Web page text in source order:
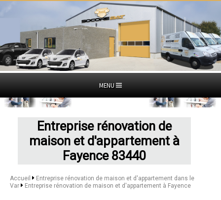
MENU
Entreprise rénovation de
maison et d'appartement à
Fayence 83440
Accueil
Entreprise rénovation de maison et d'appartement dans le
Var
Entreprise rénovation de maison et d'appartement à Fayence